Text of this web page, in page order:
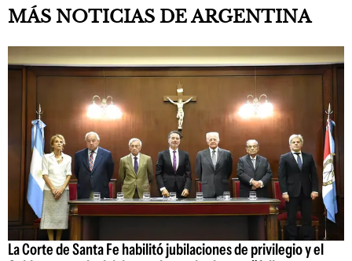
MÁS NOTICIAS DE ARGENTINA
La Corte de Santa Fe habilitó jubilaciones de privilegio y el